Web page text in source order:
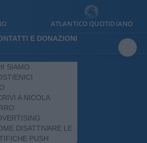
ATLANTICO QUOTIDIANO
E DONAZIONI
SIAMO
A NICOLA
DISATTIVARE LE
PUSH